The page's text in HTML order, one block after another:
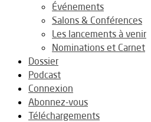
Événements
Salons & Conférences
Les lancements à venir
Nominations et Carnet
Dossier
Podcast
Connexion
Abonnez-vous
Téléchargements